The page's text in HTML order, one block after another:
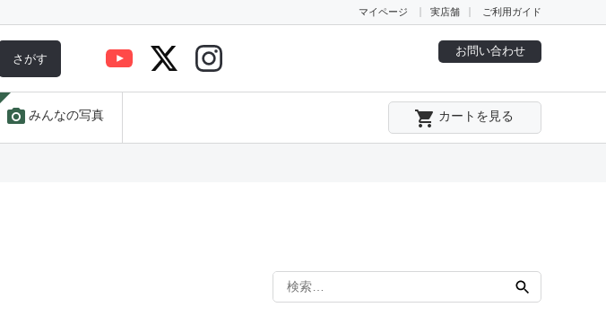
マイページ 実店舗 ご利用ガイド
さがす
お問い合わせ
photo_camera みんなの写真 local_grocery_store カートを見る
検
索: